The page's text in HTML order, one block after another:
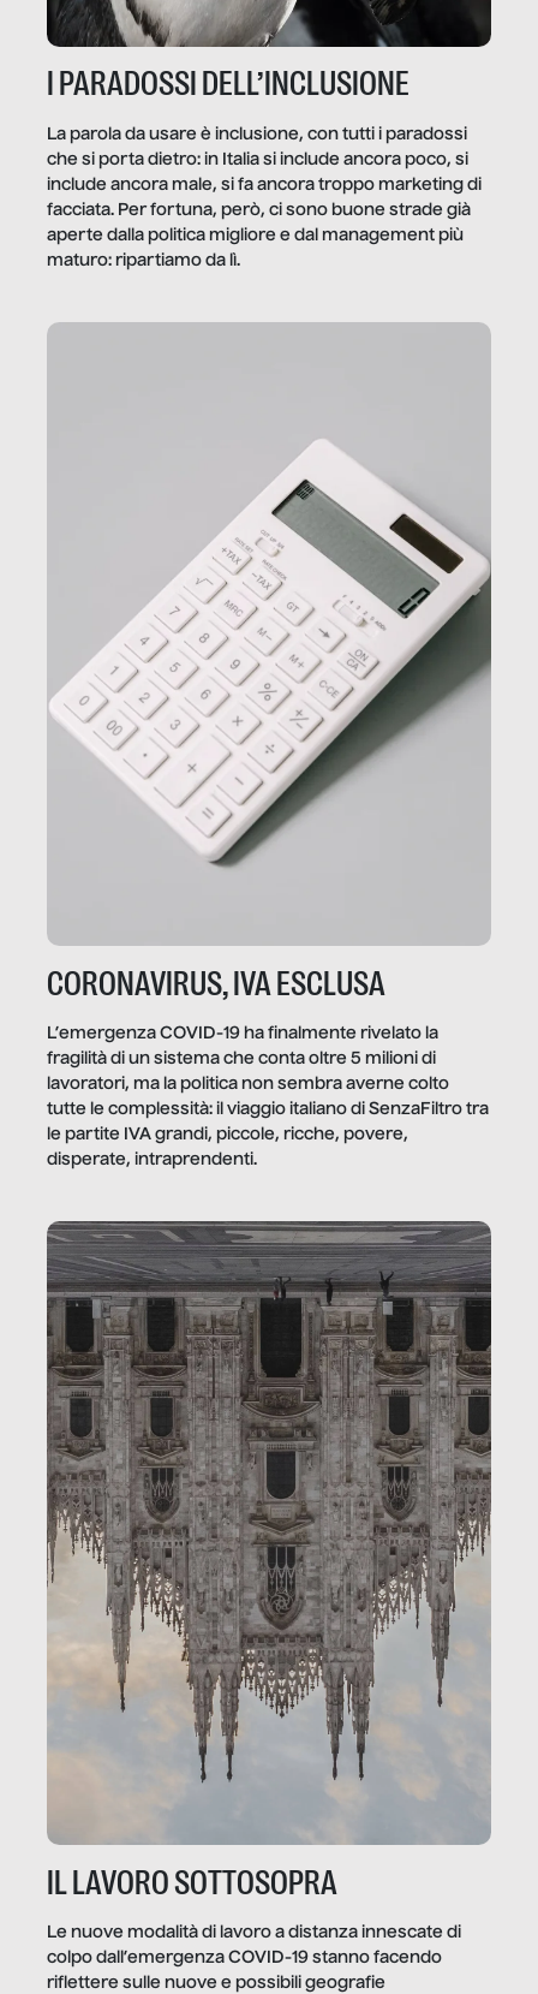
I PARADOSSI DELL’INCLUSIONE
La parola da usare è inclusione, con tutti i paradossi
che si porta dietro: in Italia si include ancora poco, si
include ancora male, si fa ancora troppo marketing di
facciata. Per fortuna, però, ci sono buone strade già
aperte dalla politica migliore e dal management più
maturo: ripartiamo da lì.
CORONAVIRUS, IVA ESCLUSA
L’emergenza COVID-19 ha finalmente rivelato la
fragilità di un sistema che conta oltre 5 milioni di
lavoratori, ma la politica non sembra averne colto
tutte le complessità: il viaggio italiano di SenzaFiltro tra
le partite IVA grandi, piccole, ricche, povere,
disperate, intraprendenti.
IL LAVORO SOTTOSOPRA
Le nuove modalità di lavoro a distanza innescate di
colpo dall’emergenza COVID-19 stanno facendo
riflettere sulle nuove e possibili geografie